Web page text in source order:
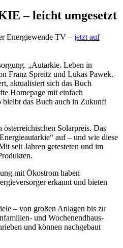
– leicht umgesetzt
Energiewende TV – jetzt auf
„Autarkie. Leben in
Franz Spreitz und Lukas Pawek.
aktualisiert sich das Buch
Homepage mit einfach
bleibt das Buch auch in Zukunft
österreichischen Solarpreis. Das
auf – und wie diese
seit Jahren getesteten und im
mit Ökostrom haben
erkannt und bieten
– von großen Anlagen bis zu
und Wochenendhaus-
und können nachgebaut